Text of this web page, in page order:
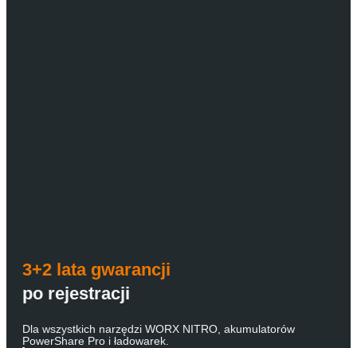
3+2 lata gwarancji
po rejestracji
Dla wszystkich narzędzi WORX NITRO, akumulatorów
PowerShare Pro i ładowarek.